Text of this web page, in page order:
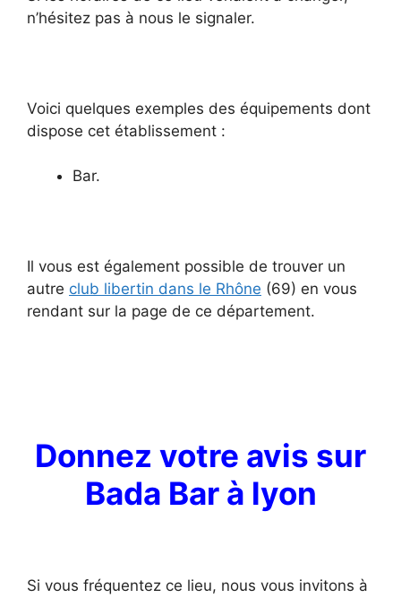
n’hésitez pas à nous le signaler.
Voici quelques exemples des équipements dont
dispose cet établissement :
Bar.
Il vous est également possible de trouver un
autre club libertin dans le Rhône (69) en vous
rendant sur la page de ce département.
Donnez votre avis sur
Bada Bar à lyon
Si vous fréquentez ce lieu, nous vous invitons à